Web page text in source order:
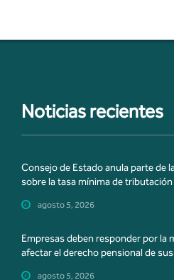
Noticias recientes
Consejo de Estado anula parte de
sobre la tasa mínima de
agosto 5, 2026
Empresas deben responder por la
afectar el derecho pensional de
agosto 5, 2026